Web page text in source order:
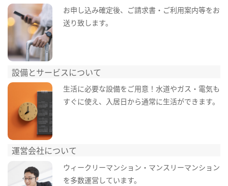
お申し込み確定後、ご請求書・ご利用案内等をお
送り致します。
設備とサービスについて
生活に必要な設備をご用意！水道やガス・電気も
すぐに使え、入居日から通常に生活ができます。
運営会社について
ウィークリーマンション・マンスリーマンション
を多数運営しています。